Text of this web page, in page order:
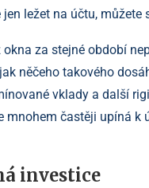
ležet na účtu, můžete
za stejné období
něčeho takového
vklady a další
mnohem častěji upíná
investice